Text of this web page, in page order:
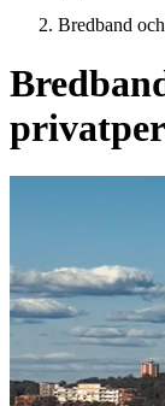
Bredband